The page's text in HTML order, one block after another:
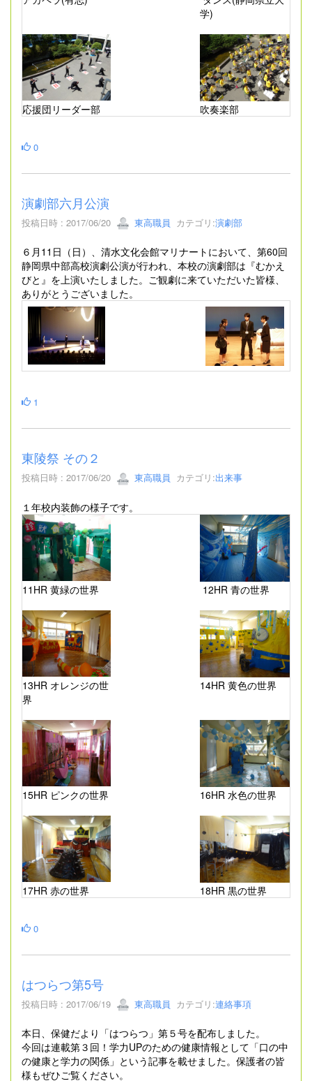
学)
応援団リーダー部 吹奏楽部
0
演劇部六月公演
投稿日時 : 2017/06/20 東高職員 カテゴリ:演劇部
６月11日（日）、清水文化会館マリナートにおいて、第60回
静岡県中部高校演劇公演が行われ、本校の演劇部は『むかえ
びと』を上演いたしました。ご観劇に来ていただいた皆様、
ありがとうございました。
1
東陵祭 その２
投稿日時 : 2017/06/20 東高職員 カテゴリ:出来事
１年校内装飾の様子です。
11HR 黄緑の世界 12HR 青の世界
13HR オレンジの世
界
14HR 黄色の世界
15HR ピンクの世界 16HR 水色の世界
17HR 赤の世界 18HR 黒の世界
0
はつらつ第5号
投稿日時 : 2017/06/19 東高職員 カテゴリ:連絡事項
本日、保健だより「はつらつ」第５号を配布しました。
今回は連載第３回！学力UPのための健康情報として「口の中
の健康と学力の関係」という記事を載せました。保護者の皆
様もぜひご覧ください。